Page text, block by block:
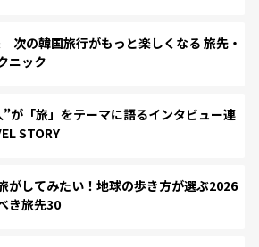
の韓国旅行がもっと楽しくなる 旅先・
ニック
が「旅」をテーマに語るインタビュー連
STORY
がしてみたい！地球の歩き方が選ぶ2026
き旅先30